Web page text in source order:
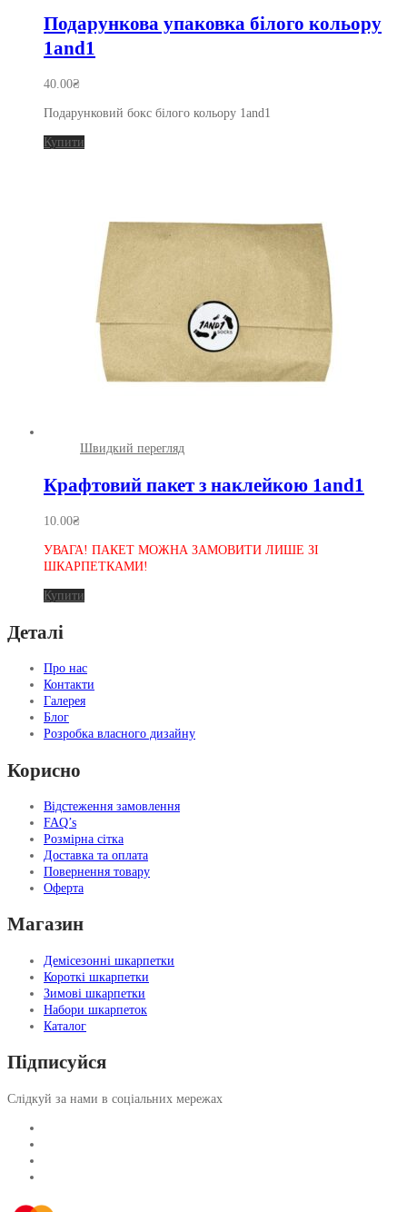
Подарункова упаковка білого кольору
1and1
40.00₴
Подарунковий бокс білого кольору 1and1
Купити
Швидкий перегляд
Крафтовий пакет з наклейкою 1and1
10.00₴
УВАГА! ПАКЕТ МОЖНА ЗАМОВИТИ ЛИШЕ ЗІ
ШКАРПЕТКАМИ!
Купити
Деталі
Про нас
Контакти
Галерея
Блог
Розробка власного дизайну
Корисно
Відстеження замовлення
FAQ’s
Розмірна сітка
Доставка та оплата
Повернення товару
Оферта
Магазин
Демісезонні шкарпетки
Короткі шкарпетки
Зимові шкарпетки
Набори шкарпеток
Каталог
Підписуйся
Слідкуй за нами в соціальних мережах